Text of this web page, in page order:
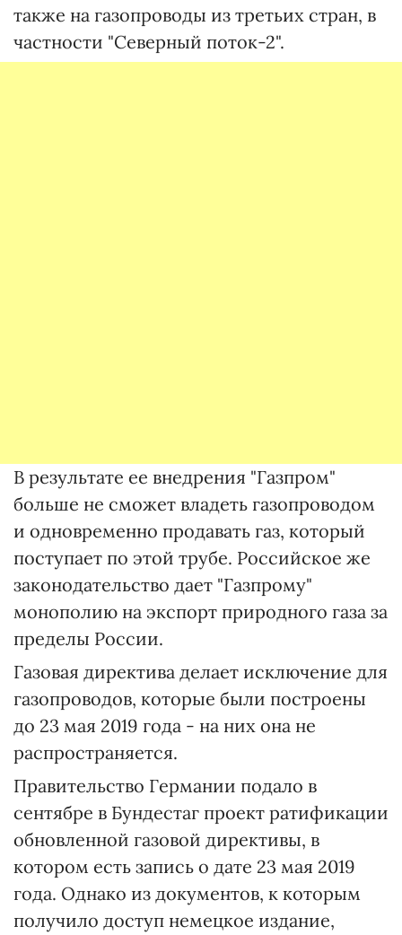
также на газопроводы из третьих стран, в
частности "Северный поток-2".
В результате ее внедрения "Газпром"
больше не сможет владеть газопроводом
и одновременно продавать газ, который
поступает по этой трубе. Российское же
законодательство дает "Газпрому"
монополию на экспорт природного газа за
пределы России.
Газовая директива делает исключение для
газопроводов, которые были построены
до 23 мая 2019 года - на них она не
распространяется.
Правительство Германии подало в
сентябре в Бундестаг проект ратификации
обновленной газовой директивы, в
котором есть запись о дате 23 мая 2019
года. Однако из документов, к которым
получило доступ немецкое издание,